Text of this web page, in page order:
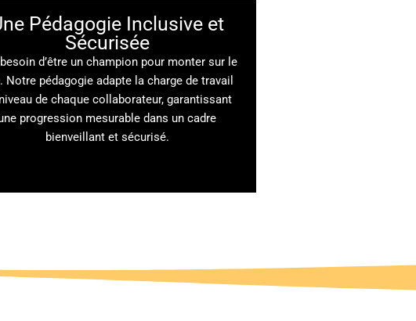
Pédagogie Inclusive et
Sécurisée
d’être un champion pour monter sur le
. Notre pédagogie adapte la charge de travail
de chaque collaborateur, garantissant
progression mesurable dans un cadre
bienveillant et sécurisé.